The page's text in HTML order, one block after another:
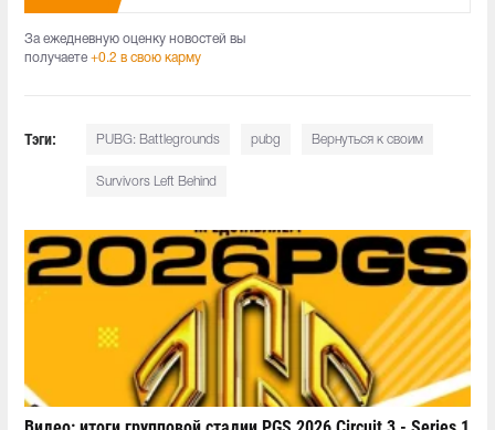
За ежедневную оценку новостей вы
получаете +0.2 в свою карму
Тэги: PUBG: Battlegrounds pubg Вернуться к своим
Survivors Left Behind